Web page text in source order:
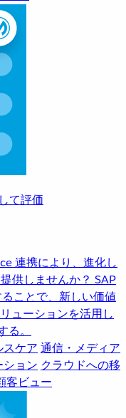
て評価
連携により、進化し
供しませんか？ SAP
ことで、新しい価値
ューションを活用し
。
スケア 通信・メディア
ション クラウドへの移
客ビュー